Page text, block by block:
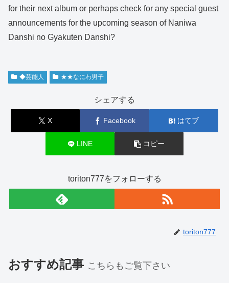
for their next album or perhaps check for any special guest
announcements for the upcoming season of Naniwa
Danshi no Gyakuten Danshi?
◆芸能人 ★★なにわ男子
シェアする
X Facebook はてブ
LINE コピー
toriton777をフォローする
toriton777
おすすめ記事 こちらもご覧下さい